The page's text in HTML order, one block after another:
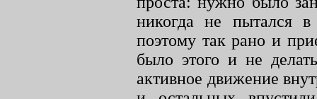
никогда не пытался
поэтому так рано и
было этого и не
активное движение